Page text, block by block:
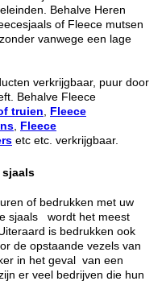
Behalve Heren
of Fleece mutsen
vanwege een lage
verkrijgbaar, puur door
Behalve Fleece
truien
Fleece
Fleece
etc etc. verkrijgbaar.
sjaals
of bedrukken met uw
sjaals wordt het meest
is bedrukken ook
de opstaande vezels van
in het geval van een
er veel bedrijven die hun